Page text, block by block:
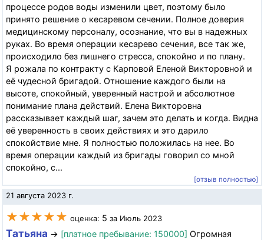
процессе родов воды изменили цвет, поэтому было
принято решение о кесаревом сечении. Полное доверия
медицинскому персоналу, осознание, что вы в надежных
руках. Во время операции кесарево сечения, все так же,
происходило без лишнего стресса, спокойно и по плану.
Я рожала по контракту с Карповой Еленой Викторовной и
её чудесной бригадой. Отношение каждого были на
высоте, спокойный, уверенный настрой и абсолютное
понимание плана действий. Елена Викторовна
рассказывает каждый шаг, зачем это делать и когда. Видна
её уверенность в своих действиях и это дарило
спокойствие мне. Я полностью положилась на нее. Во
время операции каждый из бригады говорил со мной
спокойно, с...
[отзыв полностью]
21 августа 2023 г.
★★★★★ оценка: 5 за Июль 2023
Татьяна → [платное пребывание: 150000] Огромная